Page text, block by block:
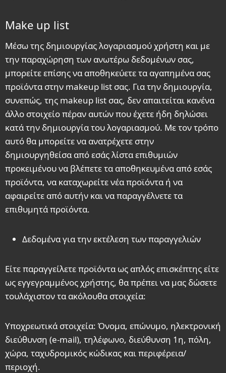
Make up list
Μέσω της δημιουργίας λογαριασμού χρήστη και με
την παραχώρηση των ανωτέρω δεδομένων σας,
μπορείτε επίσης να αποθηκεύετε τα αγαπημένα σας
προϊόντα στην makeup list σας. Για την δημιουργία,
συνεπώς, της makeup list σας, δεν απαιτείται κανένα
άλλο στοιχείο πέραν αυτών που έχετε ήδη δηλώσει
κατά την δημιουργία του λογαριασμού. Με τον τρόπο
αυτό θα μπορείτε να ανατρέχετε στην
δημιουργηθείσα από εσάς λίστα επιθυμιών
προκειμένου να βλέπετε τα αποθηκευμένα από εσάς
προϊόντα, να καταχωρείτε νέα προϊόντα ή να
αφαιρείτε από αυτήν και να παραγγέλνετε τα
επιθυμητά προϊόντα.
Δεδομένα για την εκτέλεση των παραγγελιών
Είτε παραγγείλετε προϊόντα ως απλός επισκέπτης είτε
ως εγγεγραμμένος χρήστης, θα πρέπει να μας δώσετε
τουλάχιστον τα ακόλουθα στοιχεία:
Υποχρεωτικά στοιχεία: Όνομα, επώνυμο, ηλεκτρονική
διεύθυνση (e-mail), τηλέφωνο, διεύθυνση 1η, πόλη,
χώρα, ταχυδρομικός κώδικας και περιφέρεια/
περιοχή.